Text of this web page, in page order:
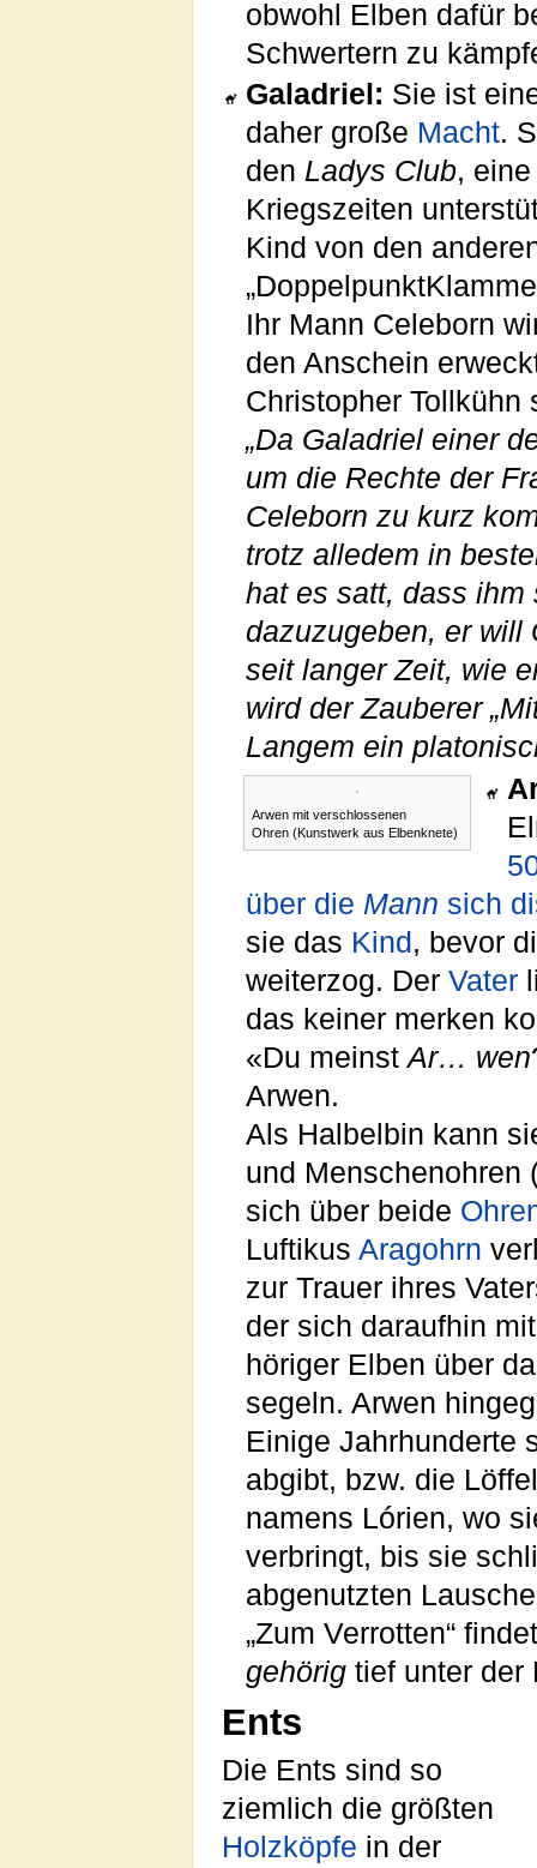
obwohl Elben dafür
Schwertern zu
Galadriel: Sie ist
daher große Macht.
den Ladys Club,
Kriegszeiten
Kind von den
Ihr Mann Celeborn
den Anschein
Christopher Tollkühn
„Da Galadriel einer
um die Rechte der
Celeborn zu kurz
trotz alledem in
hat es satt, dass
dazuzugeben, er will
seit langer Zeit, wie
wird der Zauberer
Langem ein
Arwen mit verschlossenen
Ohren (Kunstwerk aus Elbenknete)
über dieMann sich
sie das Kind, bevor
weiterzog. DerVater
das keiner merken
«Du meinstAr… wen
Arwen.
Als Halbelbin kann
und Menschenohren
sich über beide
LuftikusAragohrn
zur Trauer ihres
der sich daraufhin
höriger Elben über
segeln. Arwen
Einige Jahrhunderte
abgibt, bzw. die
namens Lórien, wo
verbringt, bis sie
abgenutzten
„Zum Verrotten“
gehörig tief unter der
Ents
Die Ents sind so
ziemlich die größten
Holzköpfe in der